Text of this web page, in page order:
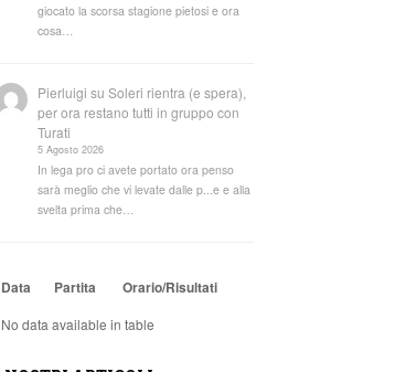
giocato la scorsa stagione pietosi e ora
cosa…
Pierluigi suSoleri rientra (e spera),
per ora restano tutti in gruppo con
Turati
5 Agosto 2026
In lega pro ci avete portato ora penso
sarà meglio che vi levate dalle p...e e alla
svelta prima che…
Data Partita Orario/Risultati
No data available in table